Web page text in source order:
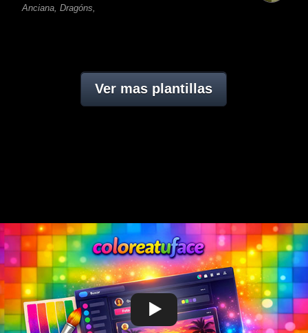
Anciana, Dragóns,
Ver mas plantillas